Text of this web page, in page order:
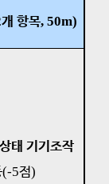
개 항목, 50m)
태 기기조작
(-5점)